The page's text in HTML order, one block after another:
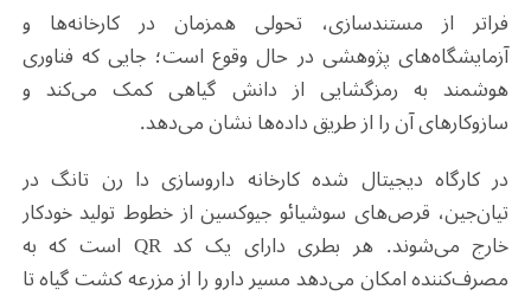
فراتر از مستندسازی، تحولی همزمان در کارخانه‌ها و
آزمایشگاه‌های پژوهشی در حال وقوع است؛ جایی که فناوری
هوشمند به رمزگشایی از دانش گیاهی کمک می‌کند و
سازوکارهای آن را از طریق داده‌ها نشان می‌دهد.
در کارگاه دیجیتال‌ شده کارخانه داروسازی دا رن تانگ در
تیان‌جین، قرص‌های سوشیائو جیوکسین از خطوط تولید خودکار
خارج می‌شوند. هر بطری دارای یک کد QR است که به
مصرف‌کننده امکان می‌دهد مسیر دارو را از مزرعه کشت گیاه تا